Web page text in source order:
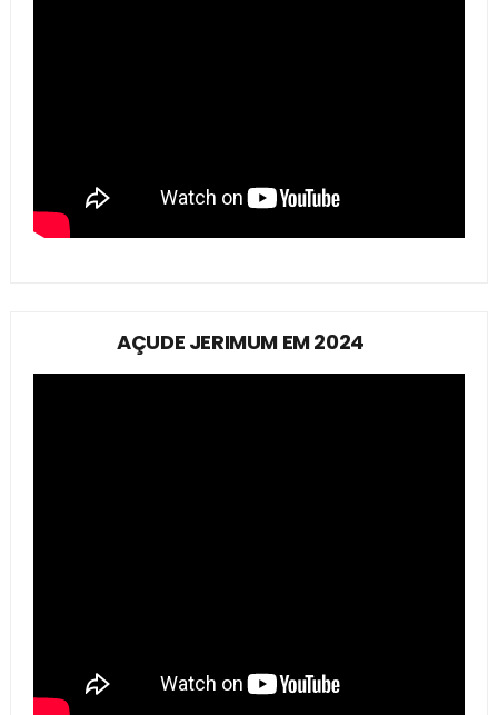
AÇUDE JERIMUM EM 2024